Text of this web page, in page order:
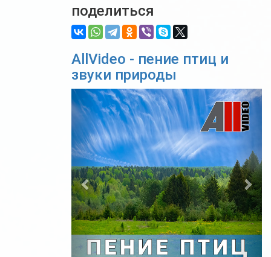
поделиться
AllVideo - пение птиц и
звуки природы
Previous